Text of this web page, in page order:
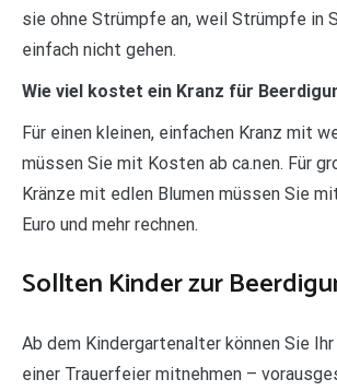
sie ohne Strümpfe an, weil Strümpfe in
einfach nicht gehen.
Wie viel kostet ein Kranz für
Für einen kleinen, einfachen Kranz mit
müssen Sie mit Kosten ab ca.nen. Für
Kränze mit edlen Blumen müssen Sie
Euro und mehr rechnen.
Sollten Kinder zur
Ab dem Kindergartenalter können Sie
einer Trauerfeier mitnehmen –